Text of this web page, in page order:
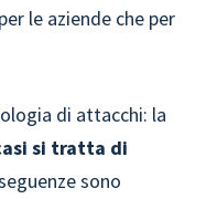
le aziende che per
di attacchi: la
si tratta di
sono